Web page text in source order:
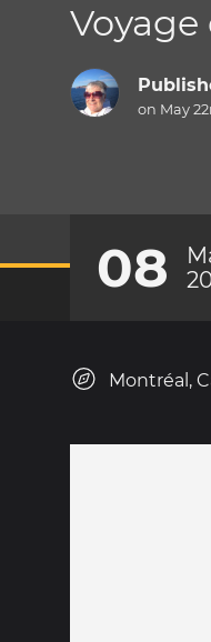
Voyage
on May
08
Montréal,